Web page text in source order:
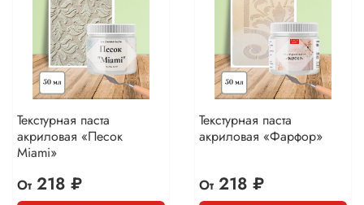
Текстурная паста
акриловая «Песок
Miami»
От218 ₽
Текстурная паста
акриловая «Фарфор»
От218 ₽